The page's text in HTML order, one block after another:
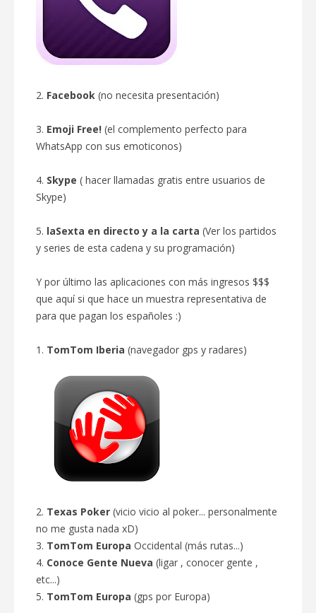
2. Facebook(no necesita presentación)
3. Emoji Free!(el complemento perfecto para
WhatsApp con sus emoticonos)
4. Skype ( hacer llamadas gratis entre usuarios de
Skype)
5. laSexta en directo y a la carta (Ver los partidos
y series de esta cadena y su programación)
Y por último las aplicaciones con más ingresos $$$
que aquí si que hace un muestra representativa de
para que pagan los españoles :)
1. TomTom Iberia (navegador gps y radares)
2. Texas Poker(vicio vicio al poker... personalmente
no me gusta nada xD)
3. TomTom Europa Occidental (más rutas...)
4. Conoce Gente Nueva (ligar , conocer gente ,
etc...)
5. TomTom Europa (gps por Europa)